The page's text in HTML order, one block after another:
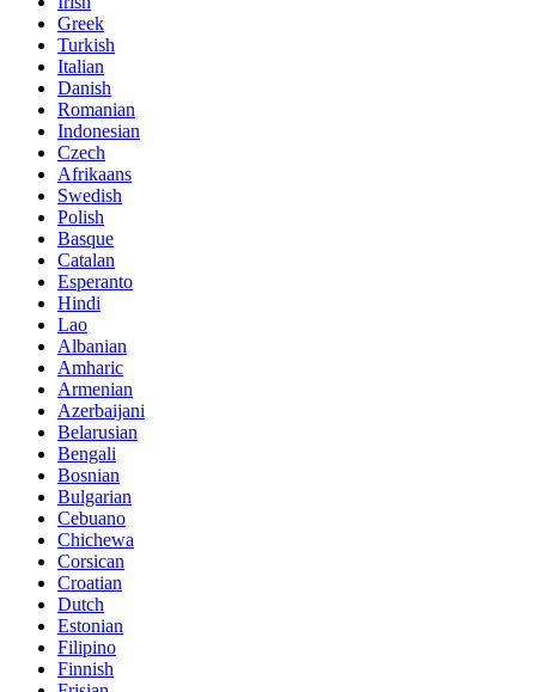
Greek
Turkish
Italian
Danish
Romanian
Indonesian
Czech
Afrikaans
Swedish
Polish
Basque
Catalan
Esperanto
Hindi
Lao
Albanian
Amharic
Armenian
Azerbaijani
Belarusian
Bengali
Bosnian
Bulgarian
Cebuano
Chichewa
Corsican
Croatian
Dutch
Estonian
Filipino
Finnish